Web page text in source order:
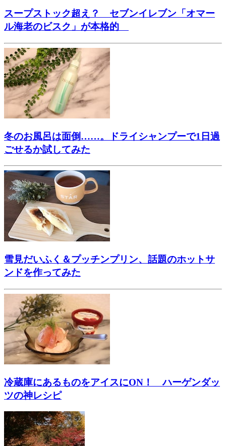
スープストック超え？ セブンイレブン「オマー
ル海老のビスク」が本格的
冬のお風呂は面倒……。ドライシャンプーで1日過
ごせるか試してみた
雪見だいふく＆プッチンプリン、話題のホットサ
ンドを作ってみた
冷蔵庫にあるものをアイスにON！ ハーゲンダッ
ツの神レシピ